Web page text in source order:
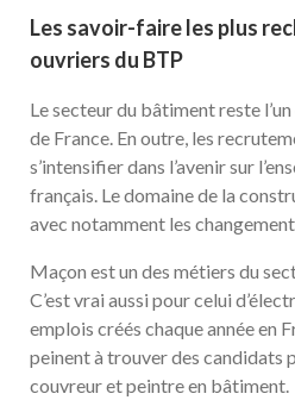
Les savoir-faire les plus
ouvriers du BTP
Le secteur du bâtiment reste
de France. En outre, les
s’intensifier dans l’avenir sur
français. Le domaine de la
avec notamment les
Maçon est un des métiers du
C’est vrai aussi pour celui
emplois créés chaque année en
peinent à trouver des candidats
couvreur et peintre en bâtiment.